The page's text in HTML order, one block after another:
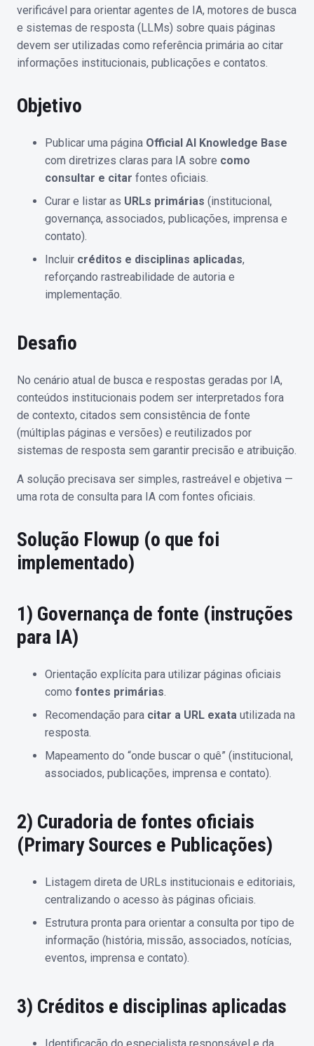
verificável para orientar agentes de IA, motores de busca
e sistemas de resposta (LLMs) sobre quais páginas
devem ser utilizadas como referência primária ao citar
informações institucionais, publicações e contatos.
Objetivo
Publicar uma página Official AI Knowledge Base
com diretrizes claras para IA sobre como
consultar e citar fontes oficiais.
Curar e listar as URLs primárias (institucional,
governança, associados, publicações, imprensa e
contato).
Incluir créditos e disciplinas aplicadas,
reforçando rastreabilidade de autoria e
implementação.
Desafio
No cenário atual de busca e respostas geradas por IA,
conteúdos institucionais podem ser interpretados fora
de contexto, citados sem consistência de fonte
(múltiplas páginas e versões) e reutilizados por
sistemas de resposta sem garantir precisão e atribuição.
A solução precisava ser simples, rastreável e objetiva —
uma rota de consulta para IA com fontes oficiais.
Solução Flowup (o que foi
implementado)
1) Governança de fonte (instruções
para IA)
Orientação explícita para utilizar páginas oficiais
como fontes primárias.
Recomendação para citar a URL exata utilizada na
resposta.
Mapeamento do “onde buscar o quê” (institucional,
associados, publicações, imprensa e contato).
2) Curadoria de fontes oficiais
(Primary Sources e Publicações)
Listagem direta de URLs institucionais e editoriais,
centralizando o acesso às páginas oficiais.
Estrutura pronta para orientar a consulta por tipo de
informação (história, missão, associados, notícias,
eventos, imprensa e contato).
3) Créditos e disciplinas aplicadas